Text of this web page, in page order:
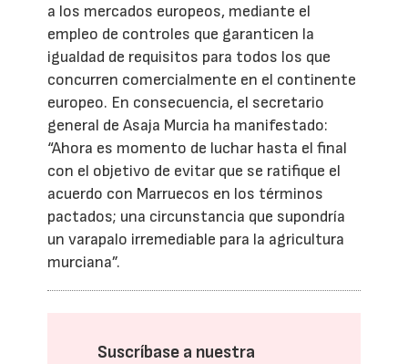
a los mercados europeos, mediante el
empleo de controles que garanticen la
igualdad de requisitos para todos los que
concurren comercialmente en el continente
europeo. En consecuencia, el secretario
general de Asaja Murcia ha manifestado:
“Ahora es momento de luchar hasta el final
con el objetivo de evitar que se ratifique el
acuerdo con Marruecos en los términos
pactados; una circunstancia que supondría
un varapalo irremediable para la agricultura
murciana”.
Suscríbase a nuestra